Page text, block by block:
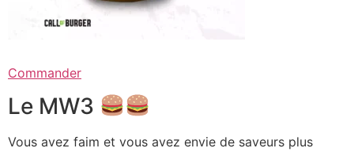
Commander
Le MW3
Vous avez faim et vous avez envie de saveurs plus